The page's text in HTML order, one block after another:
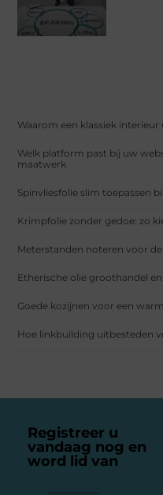
Waarom een klassiek
Welk platform past bij uw
maatwerk
Spinvliesfolie slim toepassen
Krimpfolie zonder gedoe: zo
Meterstanden noteren voor
Etherische olie groothandel
Goede kozijnen voor een
Hoe linkbuilding uitbesteden
Registreer u
vandaag nog en
word lid van